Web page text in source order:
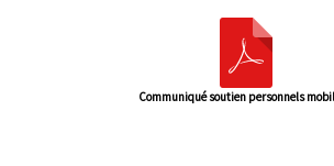
Communiqué soutien personnels